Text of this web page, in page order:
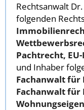
Rechtsanwalt
folgenden
Pachtrecht,
und Inhaber
Fachanwalt für
Fachanwalt für